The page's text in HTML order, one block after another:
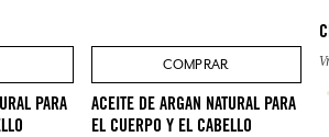
PARA
COMPRAR
ACEITE DE ARGAN NATURAL PARA
EL CUERPO Y EL CABELLO